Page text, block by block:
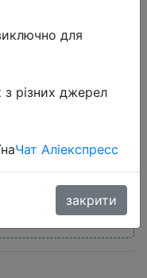
для
різних джерел
Чат Аліекспресс
закрити